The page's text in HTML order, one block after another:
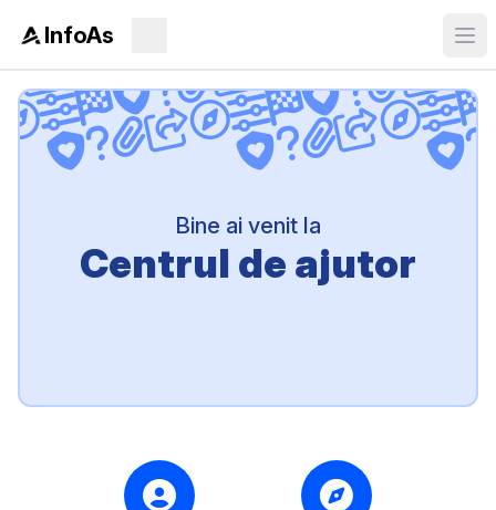
InfoAs
Bine ai venit la
Centrul de ajutor